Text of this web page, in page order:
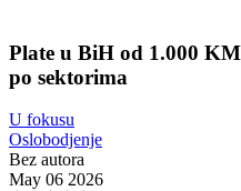
Plate u BiH od 1.000
po sektorima
U fokusu
Oslobodjenje
Bez autora
May 06 2026